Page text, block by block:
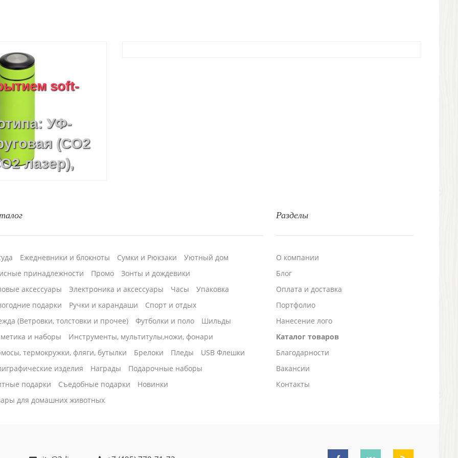
soft-
УФ-
(CO2
лазер),
Разделы
О компании
Блог
Оплата и доставка
Портфолио
Нанесение лого
Каталог товаров
Благодарности
Вакансии
Контакты
Ежедневники и блокноты Сумки и Рюкзаки
Уютный дом
принадлежности
Промо
Зонты и дождевики
аксессуары
Электроника и аксессуары Часы
Упаковка
подарки
Ручки и карандаши
Спорт и отдых
(Ветровки, толстовки и прочее)
Футболки и поло
Шильды
и наборы
Инструменты, мультитулы,ножи, фонари
термокружки, фляги, бутылки
Брелоки Пледы
USB Флешки
изделия
Награды
Подарочные наборы
подарки
Cъедобные подарки
Новинки
для домашних животных